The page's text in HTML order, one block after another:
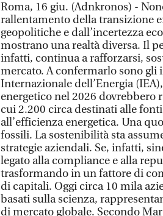
Roma, 16 giu. (Adnkronos) -
rallentamento della transizione
geopolitiche e dall’incertezza
mostrano una realtà diversa. Il
infatti, continua a rafforzarsi,
mercato. A confermarlo sono gli
Internazionale dell’Energia
energetico nel 2026
cui 2.200 circa destinati alle
all’efficienza energetica. Una
fossili. La sostenibilità sta
strategie aziendali. Se, infatti,
legato alla compliance e alla
trasformando in un fattore di
di capitali. Oggi circa 10 mila
basati sulla scienza,
di mercato globale. Secondo